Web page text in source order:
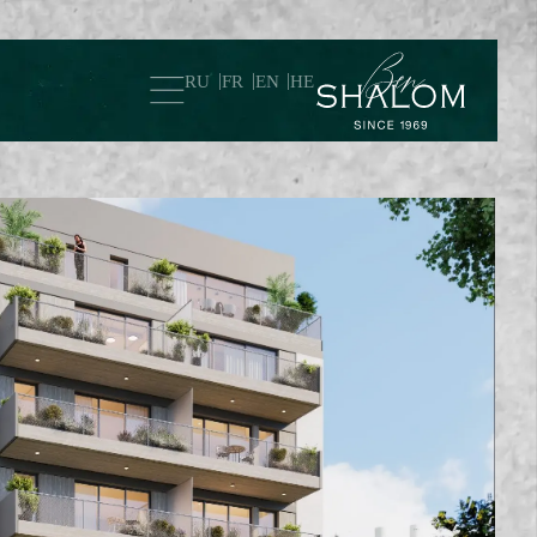
RU FR EN HE